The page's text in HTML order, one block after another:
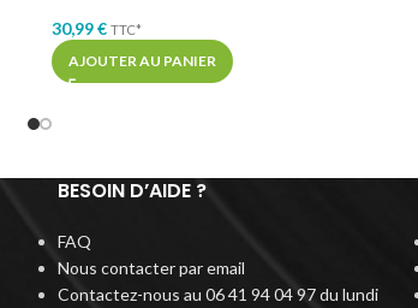
30,99€ TTC*
AJOUTER AU PANIER
BESOIN D’AIDE ?
FAQ
Nous contacter par email
Contactez-nous au 06 41 94 04 97 du lundi